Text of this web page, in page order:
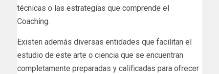
técnicas o las estrategias que comprende el
Coaching.
Existen además diversas entidades que facilitan el
estudio de este arte o ciencia que se encuentran
completamente preparadas y calificadas para ofrecer